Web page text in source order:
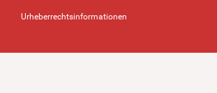
Urheberrechtsinformationen